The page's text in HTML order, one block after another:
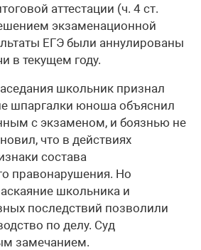
аттестации (ч. 4 ст.
экзаменационной
ЕГЭ были аннулированы
в текущем году.
школьник признал
шпаргалки юноша объяснил
с экзаменом, и боязнью не
что в действиях
состава
правонарушения. Но
школьника и
последствий позволили
по делу. Суд
замечанием.